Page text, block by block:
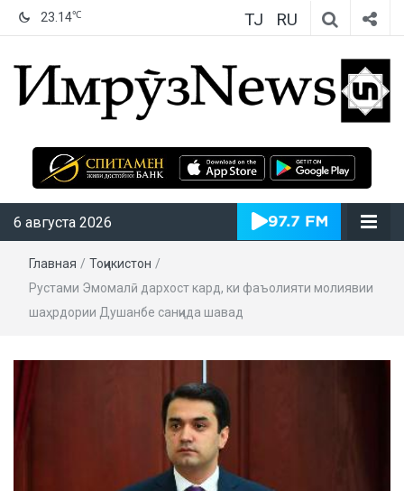
23.14℃ TJ RU
ИмрӯзNews
6 августа 2026
Главная / Тоҷикистон /
Рустами Эмомалӣ дархост кард, ки фаъолияти молиявии
шаҳрдории Душанбе санҷида шавад